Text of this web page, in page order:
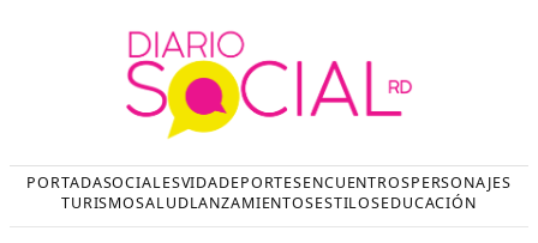
PORTADASOCIALESVIDADEPORTESENCUENTROSPERSONAJES
TURISMOSALUDLANZAMIENTOSESTILOSEDUCACIÓN